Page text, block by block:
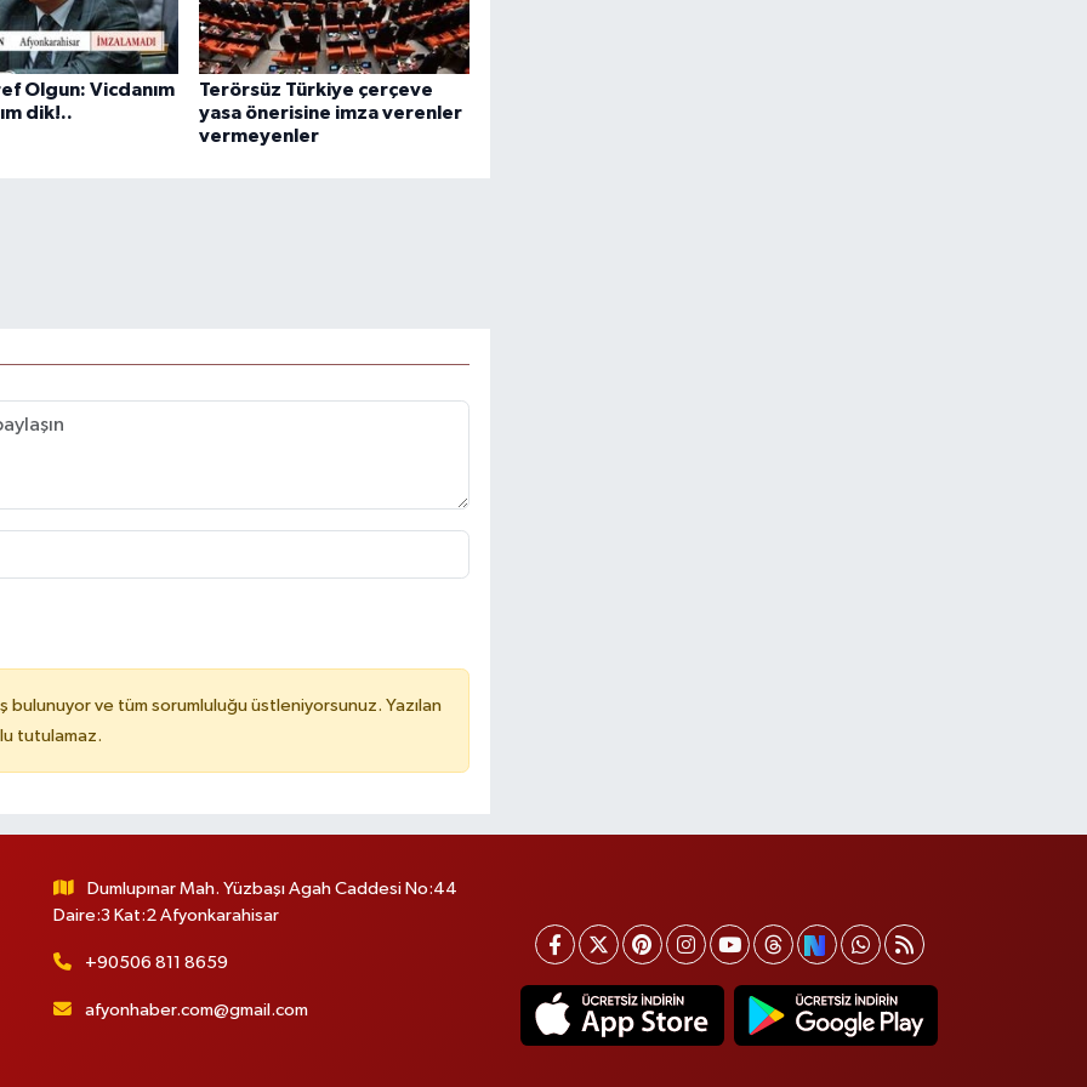
Olgun: Vicdanım
dik!..
Terörsüz Türkiye çerçeve
yasa önerisine imza verenler
vermeyenler
bulunuyor ve tüm sorumluluğu üstleniyorsunuz. Yazılan
tutulamaz.
Dumlupınar Mah. Yüzbaşı Agah Caddesi No:44
Daire:3 Kat:2 Afyonkarahisar
+90506 811 8659
afyonhaber.com@gmail.com